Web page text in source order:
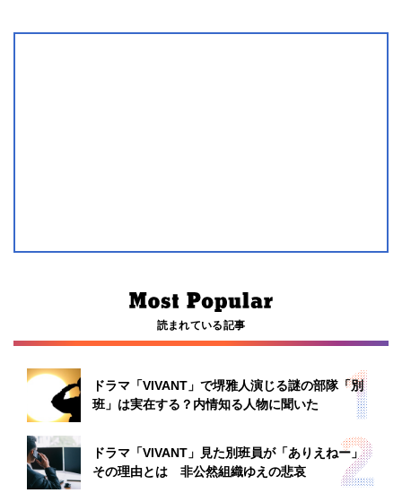
読まれている記事
ドラマ「VIVANT」で堺雅人演じる謎の部隊「別
班」は実在する？内情知る人物に聞いた
ドラマ「VIVANT」見た別班員が「ありえねー」
その理由とは 非公然組織ゆえの悲哀